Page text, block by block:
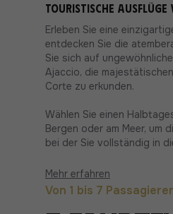
Touristische
Erleben Sie eine
entdecken Sie die
Sie sich auf
Ajaccio, die
Corte zu erkunden.
Wählen Sie einen
Bergen oder am Meer, um
bei der Sie vollständig in
Mehr erfahren
Von 1 bis 7